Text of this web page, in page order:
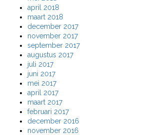
april 2018
maart 2018
december 2017
november 2017
september 2017
augustus 2017
juli 2017
juni 2017
mei 2017
april 2017
maart 2017
februari 2017
december 2016
november 2016